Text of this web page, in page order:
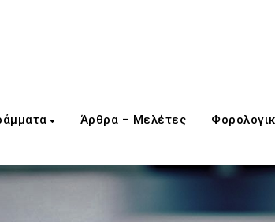
Άρθρα – Μελέτες